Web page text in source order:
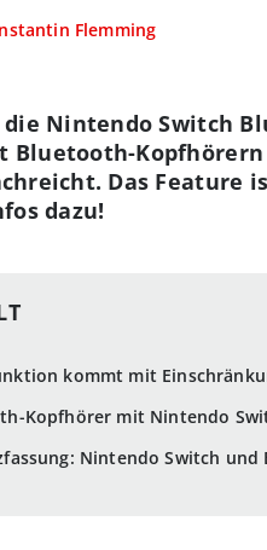
Flemming
kommt mit
Kopfhörer mit Nintendo
Nintendo Switch
Nintendo Switch
Bluetooth-
Das Feature
dazu!